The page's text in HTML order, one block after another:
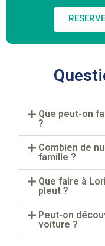
Que peut-on
?
Combien de
famille ?
Que faire à
pleut ?
Peut-on
voiture ?